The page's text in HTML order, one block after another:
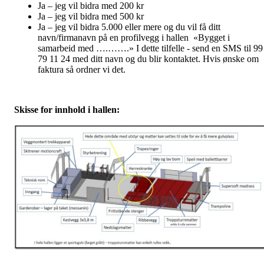
Ja – jeg vil bidra med 200 kr
Ja – jeg vil bidra med 500 kr
Ja – jeg vil bidra 5.000 eller mere og du vil få ditt
navn/firmanavn på en profilvegg i hallen «Bygget i
samarbeid med ….…….» I dette tilfelle - send en SMS til 99
79 11 24 med ditt navn og du blir kontaktet. Hvis ønske om
faktura så ordner vi det.
Skisse for innhold i hallen: